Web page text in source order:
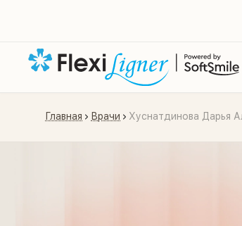
Главная Врачи Хуснатдинова Дарья